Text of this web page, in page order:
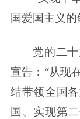
国爱国主义
党的二
宣告：“从现
结带领全国
国、实现第